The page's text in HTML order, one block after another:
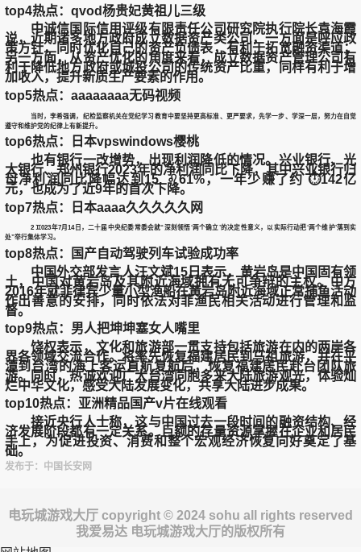
top4热点：qvod杨贵妃黄祖儿三级
中诚信国际信用评级有限责任公司研究院执行院长袁海霞
说，近期诸多地方政府成立数据资产类公司，一方面是呼应政
策方针，同时优化自己的资产负债表，有利于拓宽融资渠道；
另一方面，从资产优化的角度来看，成立数据资产管理公司有
利于降低地方政府或城投公司的传统资产比重，同样有利于增
加收入，提升新质生产要素的作用。
top5热点：aaaaaaaa无码视频
当时，李希强调，纪检监察机关在党纪学习教育中要坚持更高标准、更严要求，先学一步、学深一层，努力在自觉
遵守和维护党的纪律上有新提升。
top6热点：日本vpswindows樱桃
也有银行一改增势，出现利润降低的情况。兴业银行、光
大银行、郑州银行2023年的净利润同比下降，其中兴业银行归
母净利润同比降幅达到15. ♌61%，一年少赚了约 ⏱142亿
元，也成为了近9年的首次下降。
top7热点：日本aaaa久久久久久网
2 ♊023年7月14日，二十届中央纪委常委会就“深刻领悟‘两个确立’的决定性意义，以实际行动把‘两个维护’落到实
处”举行集体学习。
top8热点：国产自动驾驶列车试验成功率
中国外交部发言人汪文斌15日表示，黄岩岛是中国固有领
土，中国对黄岩岛及其附近海域拥有无可争辩的主权。中方
2016年就菲律宾少量小型渔船在黄岩岛附近海域正常捕鱼活动
作出善意的安排，同时依法对菲渔民相关活动进行管理和监
督。
top9热点：男人把坤坤塞女人嘴里
饶权表示，文化和旅游部一贯支持包括旅游在内的两岸各
界各领域交流合作。将率先恢复福建居民到马祖旅游，并在平
潭到台湾的海上客运直航复航后，恢复福建居民赴台团队旅
游。同时，热诚欢迎广大台湾同胞多来大陆旅游观光，体验灿
烂中华文化，感受大陆发展变化，共享大陆进步成果。
top10热点：亚洲精品国产v片在线观看
接近央行人士称，这与中国过去一段时间的融资结构、经
济发展阶段都有一定关系。巨额的存量资源掌握在企业和居民
手上，为促进投资、消费和整个宏观经济恢复向好奠定了基
础。
发布于：中国长安网
电玩城游戏大厅 copyright © 2024 sohu all rights reserved
我爱易达 电玩城游戏大厅的版权所有